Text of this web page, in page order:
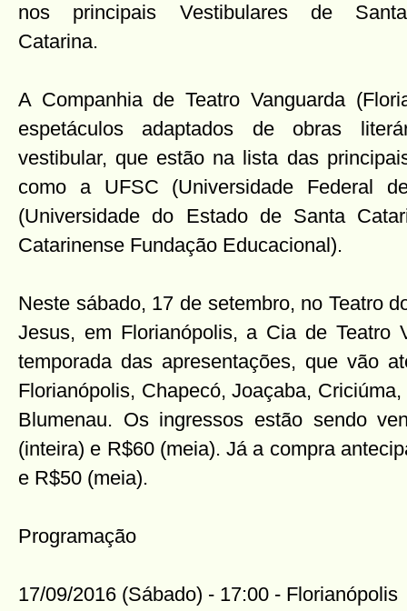
nos principais Vestibulares de Santa
Catarina.
A Companhia de Teatro Vanguarda
espetáculos adaptados de obras
vestibular, que estão na lista das
como a UFSC (Universidade Federal
(Universidade do Estado de Santa
Catarinense Fundação Educacional).
Neste sábado, 17 de setembro, no Teatro
Jesus, em Florianópolis, a Cia de Teatro
temporada das apresentações, que vão
Florianópolis, Chapecó, Joaçaba,
Blumenau. Os ingressos estão sendo
(inteira) e R$60 (meia). Já a compra
e R$50 (meia).
Programação
17/09/2016 (Sábado) - 17:00 - Florianópolis